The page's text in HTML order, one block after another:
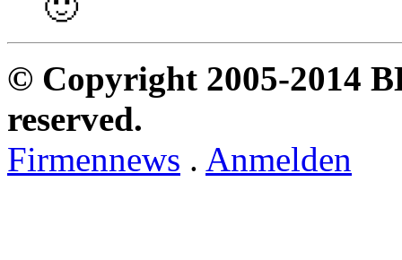
🙂
© Copyright 2005-2014
reserved.
Firmennews . Anmelden